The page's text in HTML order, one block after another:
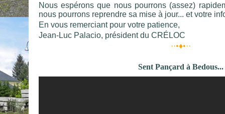
Nous espérons que nous pourrons (assez)
nous pourrons reprendre sa mise à jour... et votre
En vous remerciant pour votre patience,
Jean-Luc Palacio, président du CRÉLOC
··•♦•··
Sent Pançard à Bedous...